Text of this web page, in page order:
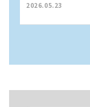
2026.05.23